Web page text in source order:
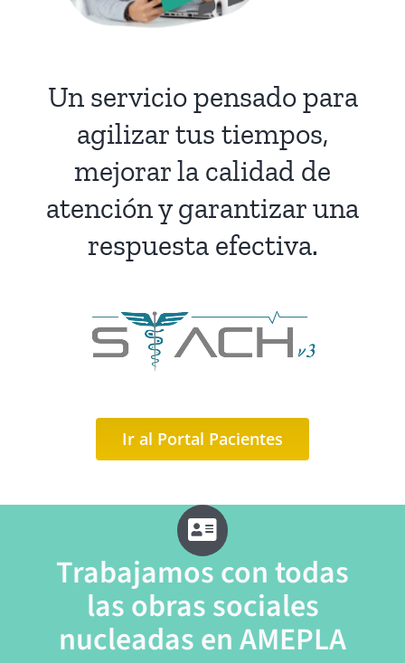
Un servicio pensado para
agilizar tus tiempos,
mejorar la calidad de
atención y garantizar una
respuesta efectiva.
Ir al Portal Pacientes
Trabajamos con todas
lasobras sociales
nucleadas enAMEPLA